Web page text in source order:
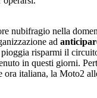
nubifragio nella
ad
pioggia risparmi il
in questi giorni.
ora italiana, la Moto2